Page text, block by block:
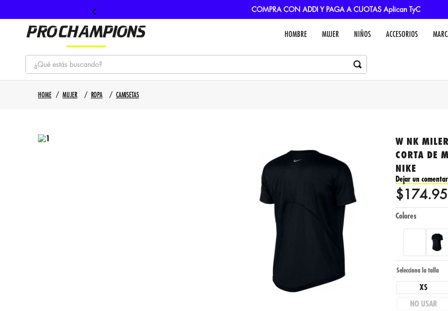
COMPRA CON ADDI Y PAGA A CUOTAS Aplican TyC
HOMBRE MUJER NIÑOS ACCESORIOS
¿Qué estás buscando?
1. tenis
3.
MUJER ROPA CAMISETAS
W NK
CORTA DE
NIKE
Dejar un
$ 174.
Colores
XS
NO USAR